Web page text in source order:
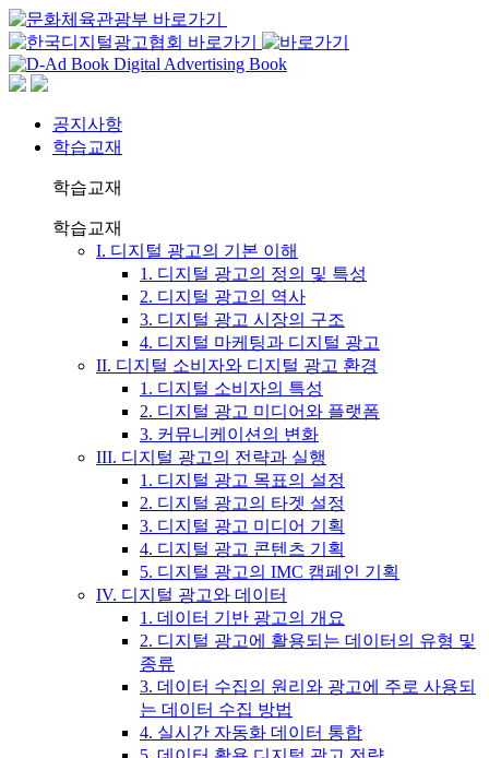
공지사항
학습교재
학습교재
학습교재
I. 디지털 광고의 기본 이해
1. 디지털 광고의 정의 및 특성
2. 디지털 광고의 역사
3. 디지털 광고 시장의 구조
4. 디지털 마케팅과 디지털 광고
II. 디지털 소비자와 디지털 광고 환경
1. 디지털 소비자의 특성
2. 디지털 광고 미디어와 플랫폼
3. 커뮤니케이션의 변화
III. 디지털 광고의 전략과 실행
1. 디지털 광고 목표의 설정
2. 디지털 광고의 타겟 설정
3. 디지털 광고 미디어 기획
4. 디지털 광고 콘텐츠 기획
5. 디지털 광고의 IMC 캠페인 기획
IV. 디지털 광고와 데이터
1. 데이터 기반 광고의 개요
2. 디지털 광고에 활용되는 데이터의 유형 및
종류
3. 데이터 수집의 원리와 광고에 주로 사용되
는 데이터 수집 방법
4. 실시간 자동화 데이터 통합